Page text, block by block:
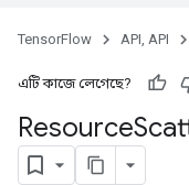
TensorFlow API, API
এটি কাজে লেগেছে?
Resource